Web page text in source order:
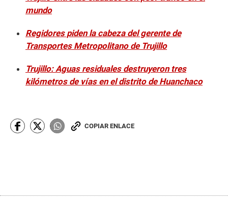
mundo
Regidores piden la cabeza del gerente de
Transportes Metropolitano de Trujillo
Trujillo: Aguas residuales destruyeron tres
kilómetros de vías en el distrito de Huanchaco
COPIAR ENLACE